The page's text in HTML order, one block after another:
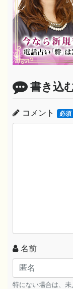
書き込
コメント 必須
名前
特にない場合は、未